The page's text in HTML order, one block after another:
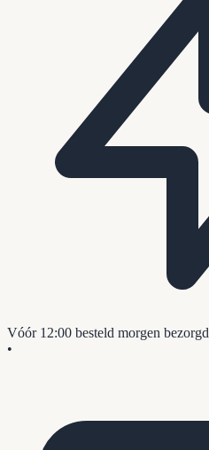
Vóór 12:00 besteld morgen bezorgd
•